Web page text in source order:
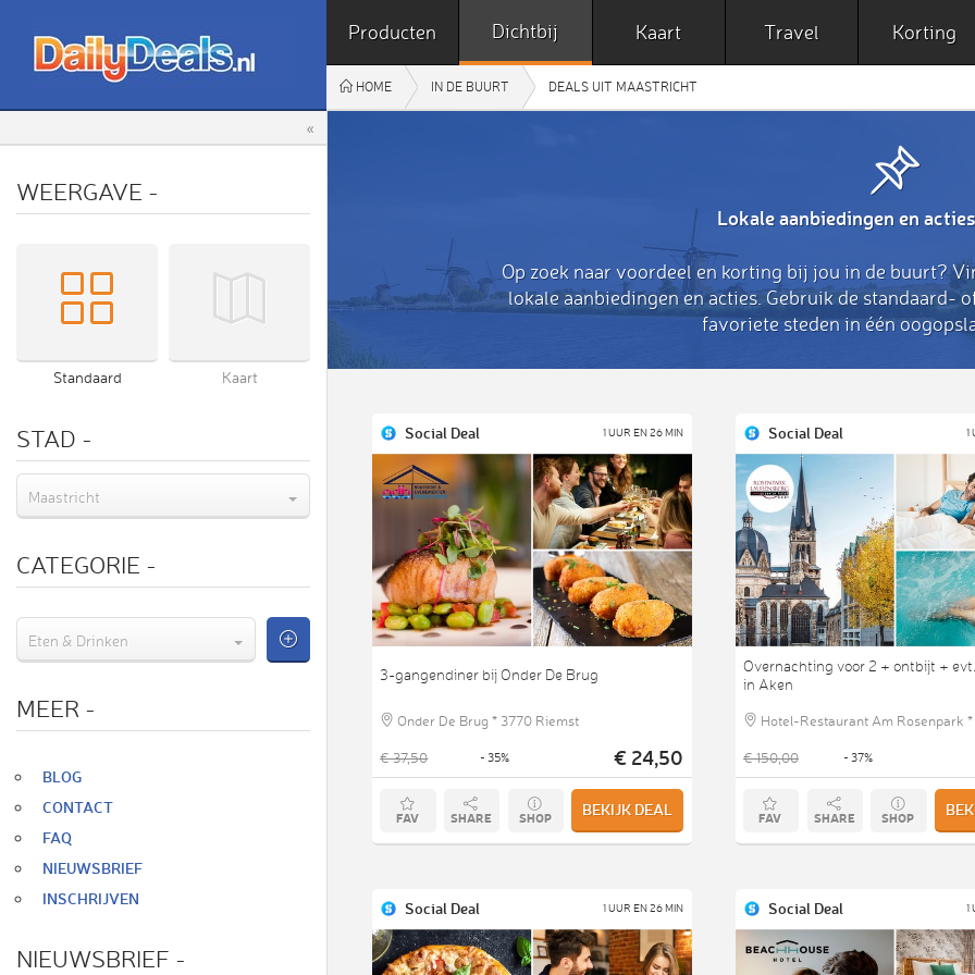
Producten Dichtbij Kaart Travel Korting
HOME IN DE BUURT DEALS UIT MAASTRICHT
Lokale aanbiedingen en
Op zoek naar voordeel en korting bij jou in de buurt?
lokale aanbiedingen en acties. Gebruik de standaard-
favoriete steden in één
Social Deal 1 UUR EN 26 MIN
FAV SHARE SHOP BEKIJK DEAL
3-gangendiner bij Onder De Brug
Onder De Brug * 3770 Riemst
€ 37,50 - 35% € 24,50
Social Deal 1
FAV SHARE SHOP
Overnachting voor 2 + ontbijt +
in Aken
Hotel-Restaurant Am Rosenpark
Aachen
€ 150,00 - 37%
Social Deal 1 UUR EN 26 MIN Social Deal 1
«
WEERGAVE -
Standaard Kaart
STAD -
Maastricht
CATEGORIE -
Eten & Drinken
MEER -
BLOG
CONTACT
FAQ
NIEUWSBRIEF
INSCHRIJVEN
NIEUWSBRIEF -